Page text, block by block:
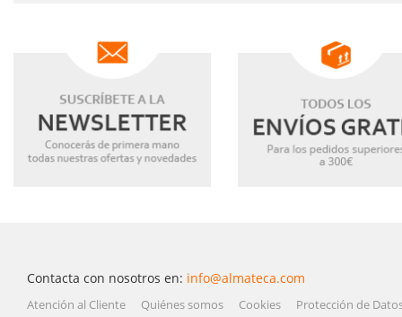
Contacta con nosotros en: info@almateca.com
Atención al Cliente Quiénes somos Cookies
Protección de